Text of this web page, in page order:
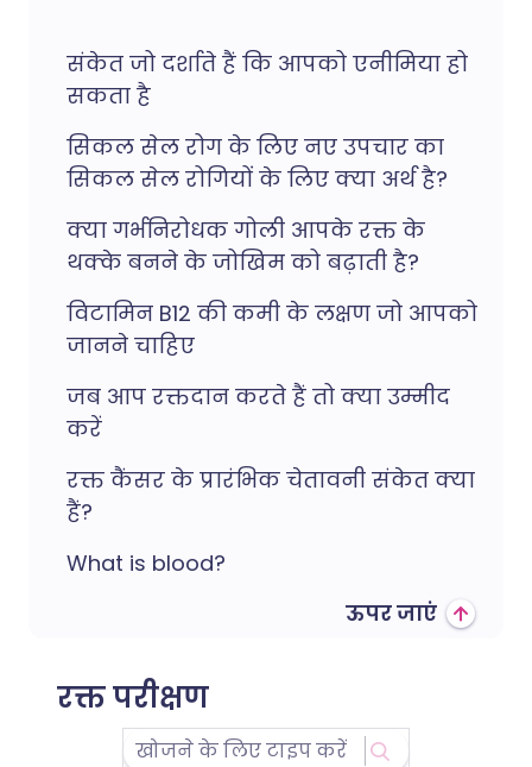
संकेत जो दर्शाते हैं कि आपको एनीमिया हो
सकता है
सिकल सेल रोग के लिए नए उपचार का
सिकल सेल रोगियों के लिए क्या अर्थ है?
क्या गर्भनिरोधक गोली आपके रक्त के
थक्के बनने के जोखिम को बढ़ाती है?
विटामिन B12 की कमी के लक्षण जो आपको
जानने चाहिए
जब आप रक्तदान करते हैं तो क्या उम्मीद
करें
रक्त कैंसर के प्रारंभिक चेतावनी संकेत क्या
हैं?
What is blood?
ऊपर जाएं
रक्त परीक्षण